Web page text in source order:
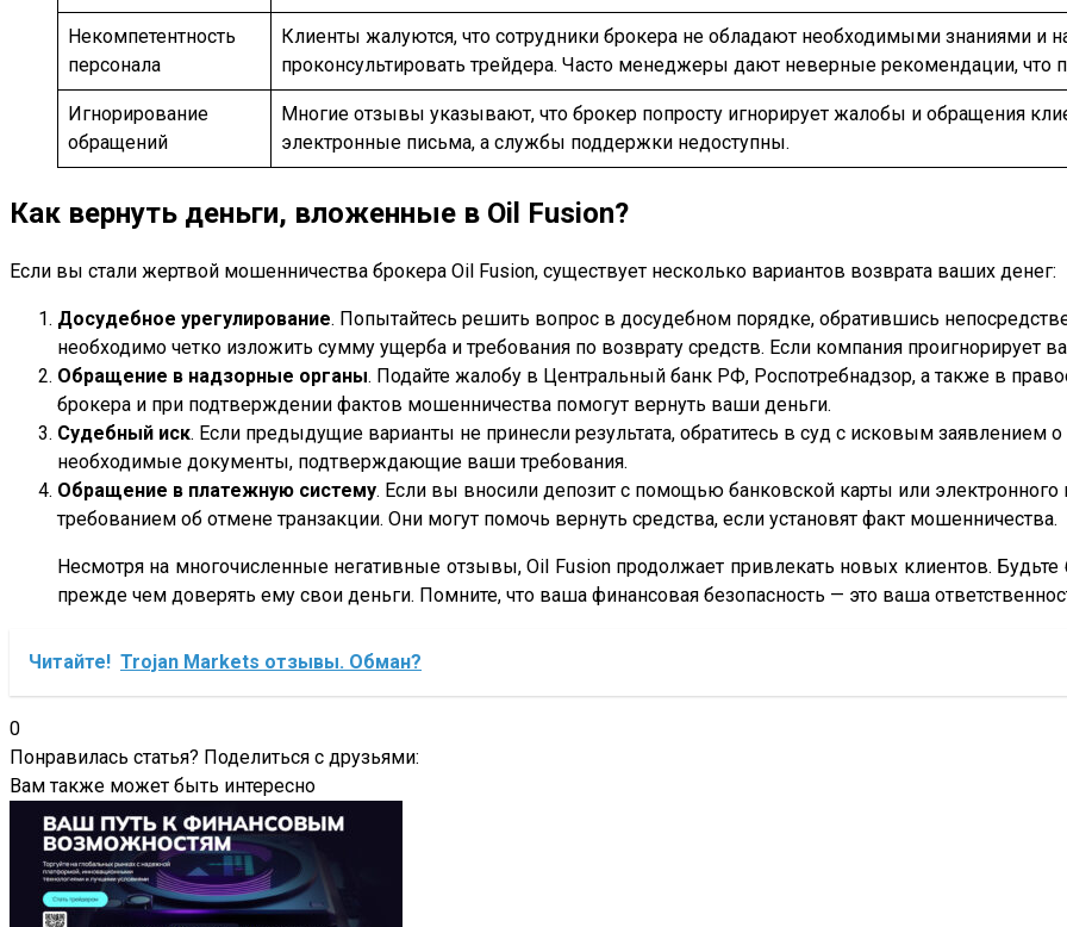
Некомпетентность
персонала
Клиенты жалуются, что сотрудники брокера не обладают необходимыми знаниями и
проконсультировать трейдера. Часто менеджеры дают неверные рекомендации, что
Игнорирование
обращений
Многие отзывы указывают, что брокер попросту игнорирует жалобы и обращения
электронные письма, а службы поддержки недоступны.
Как вернуть деньги, вложенные в Oil Fusion?
Если вы стали жертвой мошенничества брокера Oil Fusion, существует несколько вариантов возврата ваших денег:
Досудебное урегулирование. Попытайтесь решить вопрос в досудебном порядке, обратившись
необходимо четко изложить сумму ущерба и требования по возврату средств. Если компания
Обращение в надзорные органы. Подайте жалобу в Центральный банк РФ, Роспотребнадзор, а также в
брокера и при подтверждении фактов мошенничества помогут вернуть ваши деньги.
Судебный иск. Если предыдущие варианты не принесли результата, обратитесь в суд с исковым заявлением
необходимые документы, подтверждающие ваши требования.
Обращение в платежную систему. Если вы вносили депозит с помощью банковской карты или
требованием об отмене транзакции. Они могут помочь вернуть средства, если установят факт мошенничества.
Несмотря на многочисленные негативные отзывы, Oil Fusion продолжает привлекать новых клиентов.
прежде чем доверять ему свои деньги. Помните, что ваша финансовая безопасность — это ваша
Читайте! Trojan Markets отзывы. Обман?
0
Понравилась статья? Поделиться с друзьями:
Вам также может быть интересно